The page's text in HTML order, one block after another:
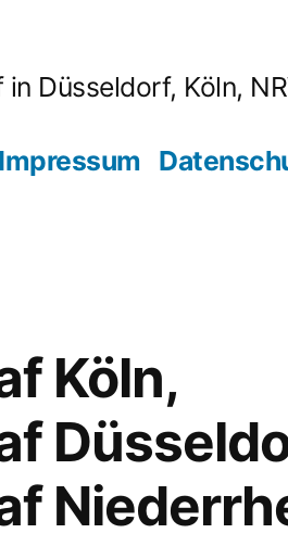
Düsseldorf, Köln,
Impressum
Köln,